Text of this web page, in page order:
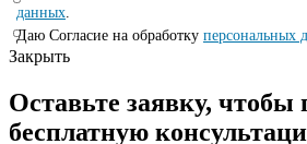
данных.
Даю Согласие на обработку персональных
Закрыть
Оставьте заявку, чтобы
бесплатную